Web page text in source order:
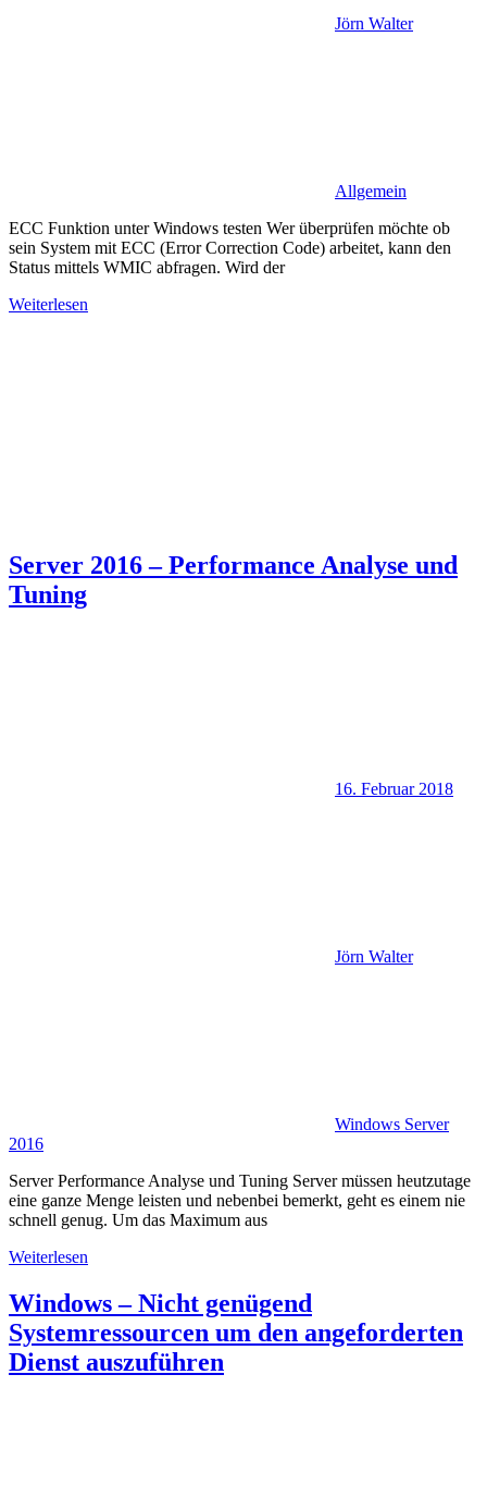
Jörn Walter
Allgemein
ECC Funktion unter Windows testen Wer überprüfen möchte ob
sein System mit ECC (Error Correction Code) arbeitet, kann den
Status mittels WMIC abfragen. Wird der
Weiterlesen
Server 2016 – Performance Analyse und
Tuning
16. Februar 2018
Jörn Walter
Windows Server
2016
Server Performance Analyse und Tuning Server müssen heutzutage
eine ganze Menge leisten und nebenbei bemerkt, geht es einem nie
schnell genug. Um das Maximum aus
Weiterlesen
Windows – Nicht genügend
Systemressourcen um den angeforderten
Dienst auszuführen